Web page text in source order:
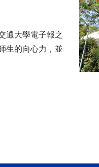
通大學電子報之
生的向心力，並